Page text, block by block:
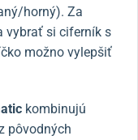
horný). Za
vybrať si ciferník s
možno vylepšiť
kombinujú
pôvodných